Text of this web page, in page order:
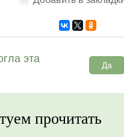
эта
Да
прочитать